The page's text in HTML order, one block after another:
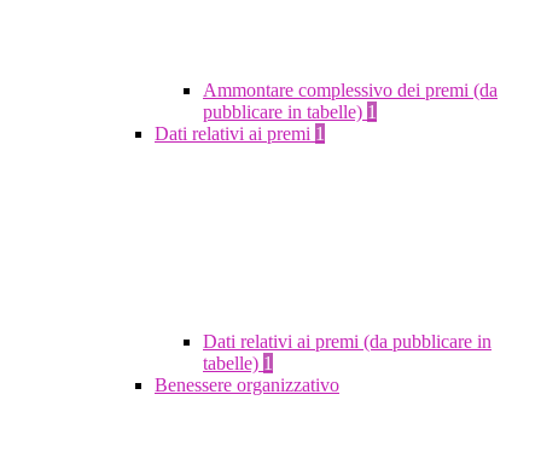
Ammontare complessivo dei premi (da
pubblicare in tabelle) 1
Dati relativi ai premi 1
Dati relativi ai premi (da pubblicare in
tabelle) 1
Benessere organizzativo